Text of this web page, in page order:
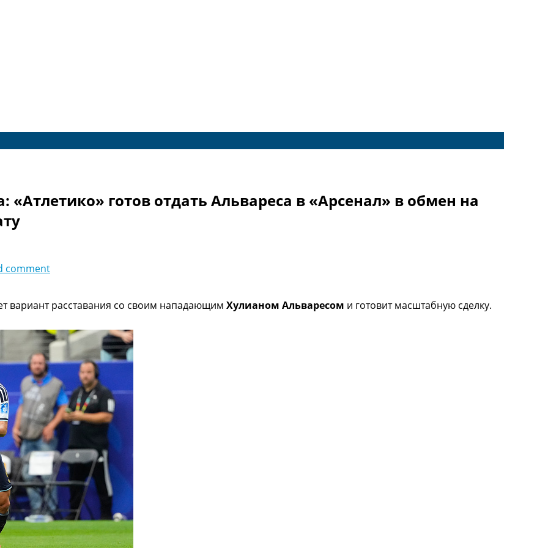
готов отдать Альвареса в «Арсенал» в обмен на
comment
вариант расставания со своим нападающим Хулианом Альваресом и готовит масштабную сделку.